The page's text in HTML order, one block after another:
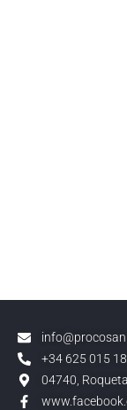
+34 625 015
04740,